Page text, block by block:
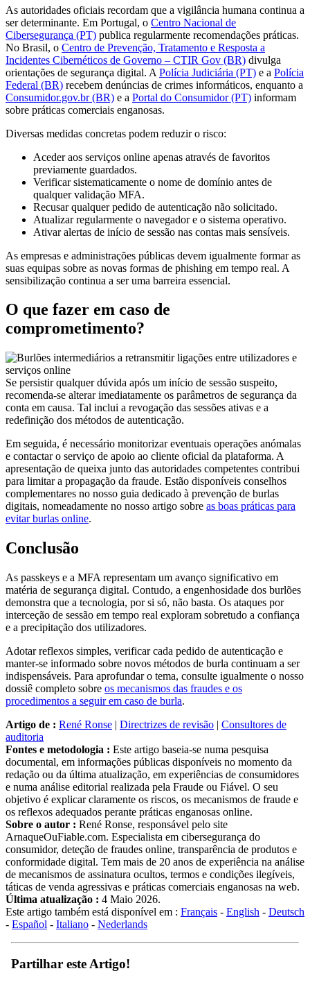
As autoridades oficiais recordam que a vigilância humana continua a
ser determinante. Em Portugal, o Centro Nacional de
Cibersegurança (PT) publica regularmente recomendações práticas.
No Brasil, o Centro de Prevenção, Tratamento e Resposta a
Incidentes Cibernéticos de Governo – CTIR Gov (BR) divulga
orientações de segurança digital. A Polícia Judiciária (PT) e a Polícia
Federal (BR) recebem denúncias de crimes informáticos, enquanto a
Consumidor.gov.br (BR) e a Portal do Consumidor (PT) informam
sobre práticas comerciais enganosas.
Diversas medidas concretas podem reduzir o risco:
Aceder aos serviços online apenas através de favoritos
previamente guardados.
Verificar sistematicamente o nome de domínio antes de
qualquer validação MFA.
Recusar qualquer pedido de autenticação não solicitado.
Atualizar regularmente o navegador e o sistema operativo.
Ativar alertas de início de sessão nas contas mais sensíveis.
As empresas e administrações públicas devem igualmente formar as
suas equipas sobre as novas formas de phishing em tempo real. A
sensibilização continua a ser uma barreira essencial.
O que fazer em caso de
comprometimento?
Se persistir qualquer dúvida após um início de sessão suspeito,
recomenda-se alterar imediatamente os parâmetros de segurança da
conta em causa. Tal inclui a revogação das sessões ativas e a
redefinição dos métodos de autenticação.
Em seguida, é necessário monitorizar eventuais operações anómalas
e contactar o serviço de apoio ao cliente oficial da plataforma. A
apresentação de queixa junto das autoridades competentes contribui
para limitar a propagação da fraude. Estão disponíveis conselhos
complementares no nosso guia dedicado à prevenção de burlas
digitais, nomeadamente no nosso artigo sobre as boas práticas para
evitar burlas online.
Conclusão
As passkeys e a MFA representam um avanço significativo em
matéria de segurança digital. Contudo, a engenhosidade dos burlões
demonstra que a tecnologia, por si só, não basta. Os ataques por
interceção de sessão em tempo real exploram sobretudo a confiança
e a precipitação dos utilizadores.
Adotar reflexos simples, verificar cada pedido de autenticação e
manter-se informado sobre novos métodos de burla continuam a ser
indispensáveis. Para aprofundar o tema, consulte igualmente o nosso
dossiê completo sobre os mecanismos das fraudes e os
procedimentos a seguir em caso de burla.
Artigo de : René Ronse | Directrizes de revisão | Consultores de
auditoria
Fontes e metodologia : Este artigo baseia-se numa pesquisa
documental, em informações públicas disponíveis no momento da
redação ou da última atualização, em experiências de consumidores
e numa análise editorial realizada pela Fraude ou Fiável. O seu
objetivo é explicar claramente os riscos, os mecanismos de fraude e
os reflexos adequados perante práticas enganosas online.
Sobre o autor : René Ronse, responsável pelo site
ArnaqueOuFiable.com. Especialista em cibersegurança do
consumidor, deteção de fraudes online, transparência de produtos e
conformidade digital. Tem mais de 20 anos de experiência na análise
de mecanismos de assinatura ocultos, termos e condições ilegíveis,
táticas de venda agressivas e práticas comerciais enganosas na web.
Última atualização : 4 Maio 2026.
Este artigo também está disponível em : Français - English - Deutsch
- Español - Italiano - Nederlands
Partilhar este Artigo!